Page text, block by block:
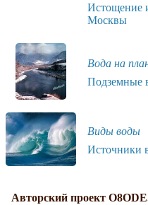
Истощение
Москвы
Вода на
Подземные
Виды воды
Источники
Авторский проект